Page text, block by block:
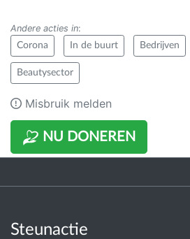
NU DONEREN
Andere acties in:
Corona In de buurt Bedrijven
Beautysector
Misbruik melden
Steunactie